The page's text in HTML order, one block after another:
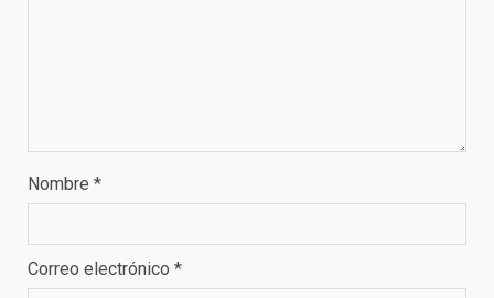
Nombre *
Correo electrónico *